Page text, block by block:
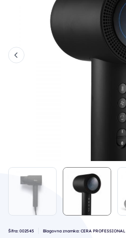
Šifra: 002545 Blagovna znamka: CERA PROFESSIONAL